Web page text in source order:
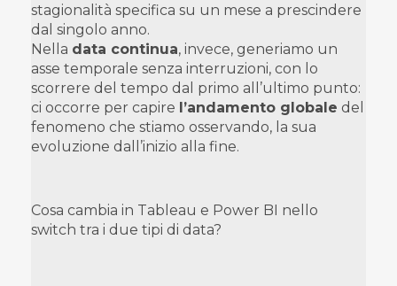
stagionalità specifica su un mese a prescindere
dal singolo anno.
Nella data continua, invece, generiamo un
asse temporale senza interruzioni, con lo
scorrere del tempo dal primo all’ultimo punto:
ci occorre per capire l’andamento globale del
fenomeno che stiamo osservando, la sua
evoluzione dall’inizio alla fine.
Cosa cambia in Tableau e Power BI nello
switch tra i due tipi di data?